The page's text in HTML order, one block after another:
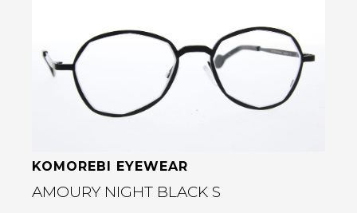
KOMOREBI EYEWEAR
AMOURY NIGHT BLACK S